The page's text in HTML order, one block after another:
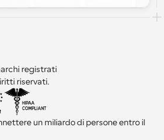
registrati
riservati.
un miliardo di persone entro il